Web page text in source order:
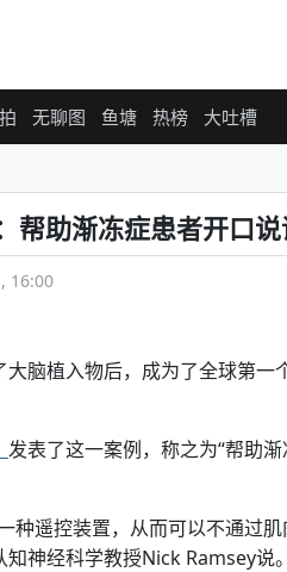
无聊图 鱼塘 热榜 大吐槽
帮助渐冻症患者开口
16:00
脑植入物后，成为了全球第
发表了这一案例，称之为“帮助
种遥控装置，从而可以不通过
神经科学教授Nick Ramsey